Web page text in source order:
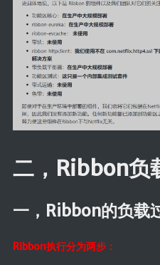
二，Ribbon负
一，Ribbon的负载
Ribbon执行分为两步：
Shiro
Mybatis
MybatisPlus
Spring
SpringBoot
SpringSecurity
Maven